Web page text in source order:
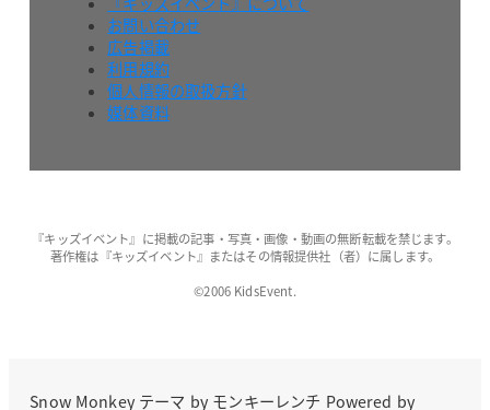
お問い合わせ
広告掲載
利用規約
個人情報の取扱方針
媒体資料
『キッズイベント』に掲載の記事・写真・画像・動画の無断転載を禁じます。
著作権は『キッズイベント』またはその情報提供社（者）に属します。
©2006 KidsEvent.
Snow Monkeyテーマ by モンキーレンチ Powered by